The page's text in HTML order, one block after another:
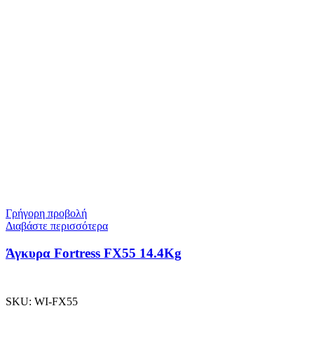
Γρήγορη προβολή
Διαβάστε περισσότερα
Άγκυρα Fortress FX55 14.4Kg
SKU: WI-FX55